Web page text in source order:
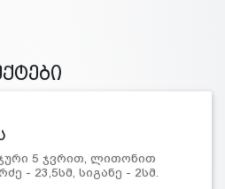
5 ჯვრით, ლითონით
- 23,5სმ, სიგანე - 2სმ.